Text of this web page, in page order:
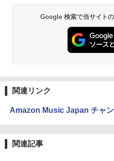
Google 検索で当サイト
関連リンク
Amazon Music Japan チャ
関連記事